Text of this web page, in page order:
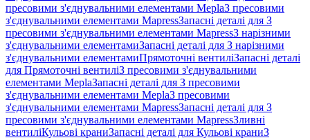
пресовими з'єднувальними елементами MeplaЗ пресовими
з'єднувальними елементами MapressЗапасні деталі для З
пресовими з'єднувальними елементами MapressЗ нарізними
з'єднувальними елементамиЗапасні деталі для З нарізними
з'єднувальними елементамиПрямоточні вентиліЗапасні деталі
для Прямоточні вентиліЗ пресовими з'єднувальними
елементами MeplaЗапасні деталі для З пресовими
з'єднувальними елементами MeplaЗ пресовими
з'єднувальними елементами MapressЗапасні деталі для З
пресовими з'єднувальними елементами MapressЗливні
вентиліКульові краниЗапасні деталі для Кульові краниЗ